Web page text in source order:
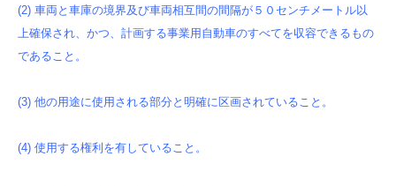
(2) 車両と車庫の境界及び車両相互間の間隔が５０センチメートル以
上確保され、かつ、計画する事業用自動車のすべてを収容できるもの
であること。
(3) 他の用途に使用される部分と明確に区画されていること。
(4) 使用する権利を有していること。